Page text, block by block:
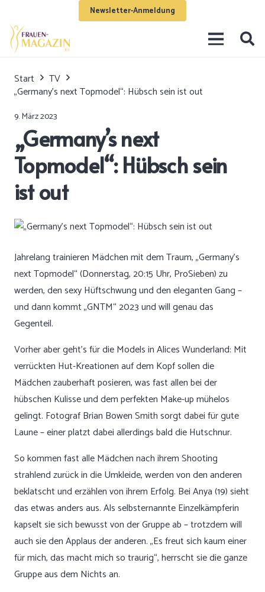
Newsletter-Anmeldung
Start
TV
„Germany’s next Topmodel“: Hübsch sein ist out
9. März 2023
„Germany’s next
Topmodel“: Hübsch sein
ist out
Jahrelang trainieren Mädchen mit dem Traum, „Germany’s
next Topmodel“ (Donnerstag, 20:15 Uhr, ProSieben) zu
werden, den sexy Hüftschwung und den eleganten Gang –
und dann kommt „GNTM“ 2023 und will genau das
Gegenteil.
Vorher aber geht’s für die Models in Alices Wunderland: Mit
verrückten Hut-Kreationen auf dem Kopf sollen die
Mädchen zauberhaft posieren, was fast allen bei der
hübschen Kulisse und dem perfekten Make-up mühelos
gelingt. Fotograf Brian Bowen Smith sorgt dabei für gute
Laune – einer platzt dabei allerdings bald die Hutschnur.
So kommen fast alle Mädchen nach ihrem Shooting
strahlend zurück in die Umkleide, werden von den anderen
beklatscht und erzählen von ihrem Erfolg. Bei Anya (19) sieht
das etwas anders aus. Als selbsternannte Einzelkämpferin
kapselt sie sich bewusst von der Gruppe ab – trotzdem will
auch sie den Applaus der anderen. „Es freut sich kaum einer
für mich, das macht mich so traurig“, herrscht sie die ganze
Gruppe aus dem Nichts an.